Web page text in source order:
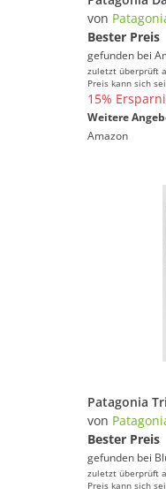
von
Bester Preis
gefunden bei
zuletzt überprüft
Preis kann sich
15%
Weitere
Amazon
Patagonia
von
Bester Preis
gefunden bei
zuletzt überprüft
Preis kann sich